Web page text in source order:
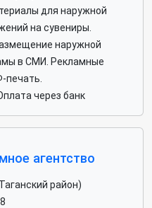
для наружной
на сувениры.
наружной
в СМИ. Рекламные
печать.
через банк
агентство
район)